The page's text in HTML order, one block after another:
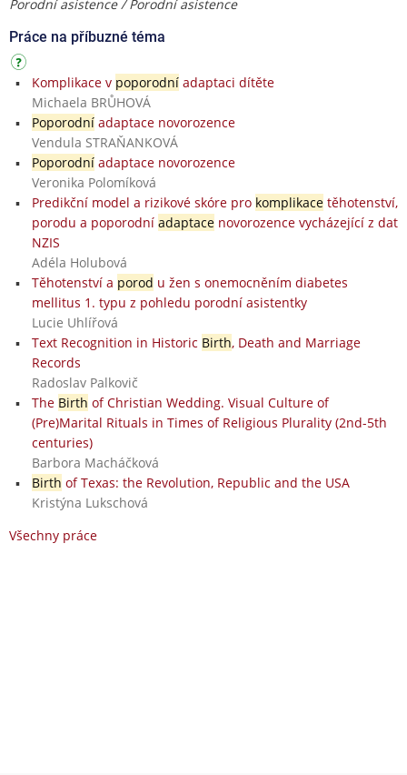
Porodní asistence / Porodní asistence
Práce na příbuzné téma
Komplikace v poporodníadaptaci dítěte
Michaela BRŮHOVÁ
Poporodníadaptace novorozence
Vendula STRAŇANKOVÁ
Poporodníadaptace novorozence
Veronika Polomíková
Predikční model a rizikové skóre pro komplikacetěhotenství,
porodu a poporodní adaptacenovorozence vycházející z dat
NZIS
Adéla Holubová
Těhotenství a porod u žen s onemocněním diabetes
mellitus 1. typu z pohledu porodní asistentky
Lucie Uhlířová
Text Recognition in Historic Birth, Death and Marriage
Records
Radoslav Palkovič
The Birth of Christian Wedding. Visual Culture of
(Pre)Marital Rituals in Times of Religious Plurality (2nd-5th
centuries)
Barbora Macháčková
Birth of Texas: the Revolution, Republic and the USA
Kristýna Lukschová
Všechny práce